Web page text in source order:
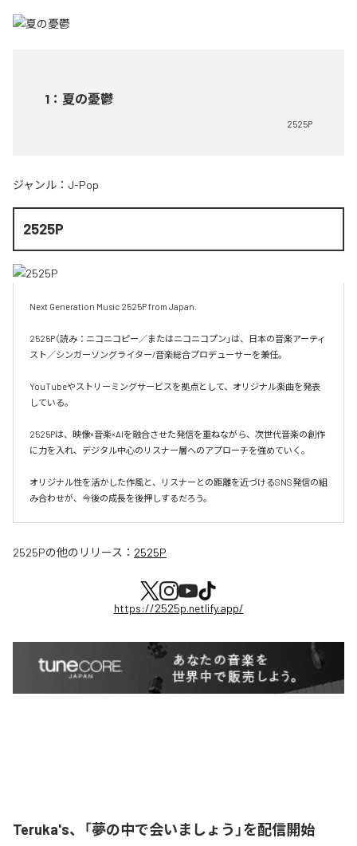
1 ： 夏の憂鬱
2525P
ジャンル： J-Pop
2525P
Next Generation Music 2525P from Japan.
2525P（読み：ニコニコピー／またはニコニコプン」は、日本の音楽アーティ
スト／シンガーソングライター/音楽総合プロデューサーを兼任。
YouTubeやストリーミングサービスを拠点として、オリジナル楽曲を発表
している。
2525Pは、映像×音楽×AIを融合させた発信を重ねながら、次世代音楽の創作
に力を入れ、デジタル中心のリスナー層へのアプローチを強めていく。
オリジナル性を活かした作風と、リスナーとの距離を近づけるSNS発信の組
み合わせが、今後の成長を後押しするだろう。
2525Pの他のリリース： 2525P
https://2525p.netlify.app/
Teruka's、「夢の中で会いましょう」を配信開始